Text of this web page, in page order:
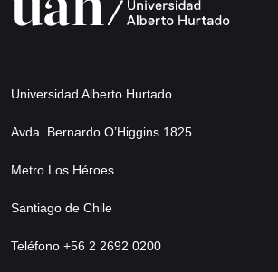
Universidad Alberto Hurtado
Avda. Bernardo O’Higgins 1825
Metro Los Héroes
Santiago de Chile
Teléfono +56 2 2692 0200